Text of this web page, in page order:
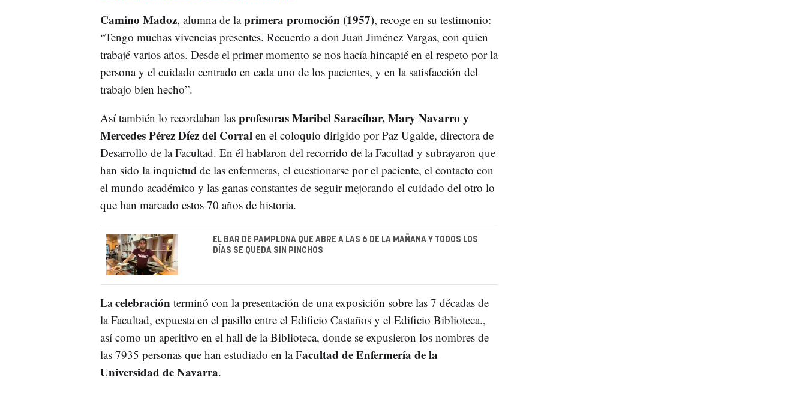
Camino Madoz, alumna de laprimera promoción (1957), recoge en su testimonio:
“Tengo muchas vivencias presentes. Recuerdo a don Juan Jiménez Vargas, con quien
trabajé varios años. Desde el primer momento se nos hacía hincapié en el respeto por la
persona y el cuidado centrado en cada uno de los pacientes, y en la satisfacción del
trabajo bien hecho”.
Así también lo recordaban lasprofesoras Maribel Saracíbar, Mary Navarro y
Mercedes Pérez Díez del Corralen el coloquio dirigido por Paz Ugalde, directora de
Desarrollo de la Facultad. En él hablaron del recorrido de la Facultad y subrayaron que
han sido la inquietud de las enfermeras, el cuestionarse por el paciente, el contacto con
el mundo académico y las ganas constantes de seguir mejorando el cuidado del otro lo
que han marcado estos 70 años de historia.
EL BAR DE PAMPLONA QUE ABRE A LAS 6 DE LA MAÑANA Y TODOS LOS
DÍAS SE QUEDA SIN PINCHOS
Lacelebración terminó con la presentación de una exposición sobre las 7 décadas de
la Facultad, expuesta en el pasillo entre el Edificio Castaños y el Edificio Biblioteca.,
así como un aperitivo en el hall de la Biblioteca, donde se expusieron los nombres de
las 7935 personas que han estudiado en la Facultad de Enfermería de la
Universidad de Navarra.